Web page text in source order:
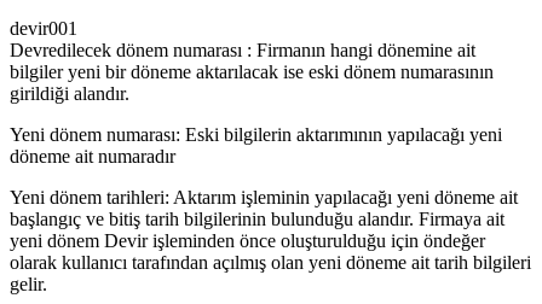
devir001
Devredilecek dönem numarası : Firmanın hangi dönemine ait
bilgiler yeni bir döneme aktarılacak ise eski dönem numarasının
girildiği alandır.
Yeni dönem numarası: Eski bilgilerin aktarımının yapılacağı yeni
döneme ait numaradır
Yeni dönem tarihleri: Aktarım işleminin yapılacağı yeni döneme ait
başlangıç ve bitiş tarih bilgilerinin bulunduğu alandır. Firmaya ait
yeni dönem Devir işleminden önce oluşturulduğu için öndeğer
olarak kullanıcı tarafından açılmış olan yeni döneme ait tarih bilgileri
gelir.